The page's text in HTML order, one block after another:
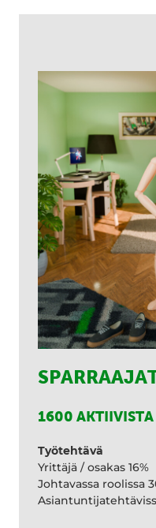
1600 AKTIIVISTA
Työtehtävä
Yrittäjä / osakas 16%
Johtavassa roolissa